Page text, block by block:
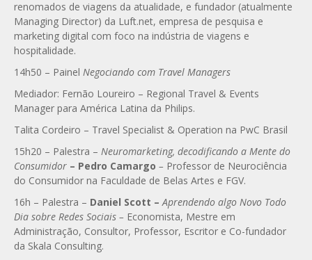
renomados de viagens da atualidade, e fundador (atualmente
Managing Director) da Luft.net, empresa de pesquisa e
marketing digital com foco na indústria de viagens e
hospitalidade.
14h50 – Painel Negociando com Travel Managers
Mediador: Fernão Loureiro – Regional Travel & Events
Manager para América Latina da Philips.
Talita Cordeiro – Travel Specialist & Operation na PwC Brasil
15h20 – Palestra – Neuromarketing, decodificando a Mente do
Consumidor – Pedro Camargo – Professor de Neurociência
do Consumidor na Faculdade de Belas Artes e FGV.
16h – Palestra – Daniel Scott –Aprendendo algo Novo Todo
Dia sobre Redes Sociais – Economista, Mestre em
Administração, Consultor, Professor, Escritor e Co-fundador
da Skala Consulting.